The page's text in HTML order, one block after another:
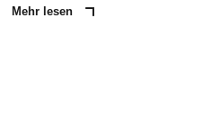
Mehr lesen